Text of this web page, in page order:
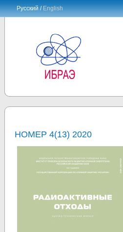
Русский /English
НОМЕР 4(13) 2020